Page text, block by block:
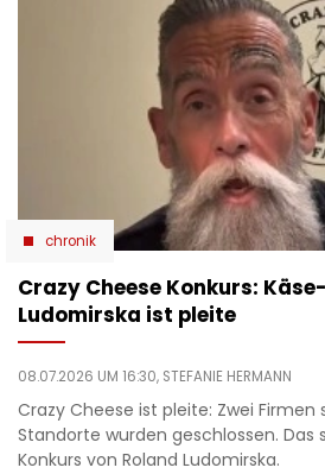
chronik
Crazy Cheese Konkurs:
Ludomirska ist pleite
08.07.2026 UM 16:30, STEFANIE HERMANN
Crazy Cheese ist pleite: Zwei Firmen
Standorte wurden geschlossen.
Konkurs von Roland Ludomirska.